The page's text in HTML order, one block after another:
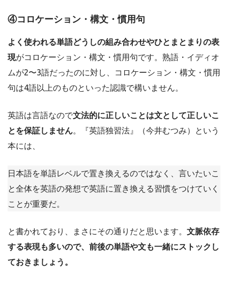
④コロケーション・構文・慣用句
よく使われる単語どうしの組み合わせやひとまとまりの表
現がコロケーション・構文・慣用句です。熟語・イディオ
ムが2〜3語だったのに対し、コロケーション・構文・慣用
句は4語以上のものといった認識で構いません。
英語は言語なので文法的に正しいことは文として正しいこ
とを保証しません。『英語独習法』（今井むつみ）という
本には、
日本語を単語レベルで置き換えるのではなく、言いたいこ
と全体を英語の発想で英語に置き換える習慣をつけていく
ことが重要だ。
と書かれており、まさにその通りだと思います。 文脈依存
する表現も多いので、前後の単語や文も一緒にストックし
ておきましょう。